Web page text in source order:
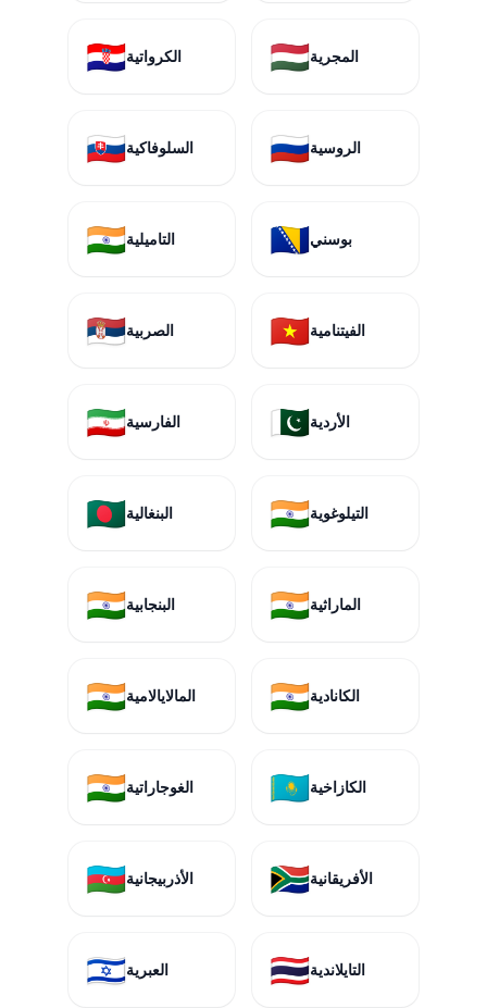
🇭🇷الكرواتية 🇭🇺المجرية
🇸🇰السلوفاكية 🇷🇺الروسية
🇮🇳التاميلية 🇧🇦بوسني
🇷🇸الصربية 🇻🇳الفيتنامية
🇮🇷الفارسية 🇵🇰الأردية
🇧🇩البنغالية 🇮🇳التيلوغوية
🇮🇳البنجابية 🇮🇳الماراثية
🇮🇳المالايالامية 🇮🇳الكانادية
🇮🇳الغوجاراتية 🇰🇿الكازاخية
🇦🇿الأذربيجانية 🇿🇦الأفريقانية
🇮🇱العبرية 🇹🇭التايلاندية